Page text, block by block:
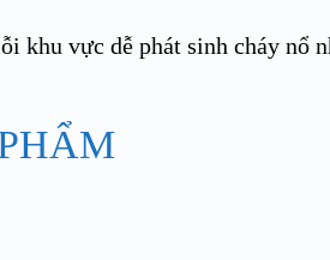
khu vực dễ phát sinh cháy nổ